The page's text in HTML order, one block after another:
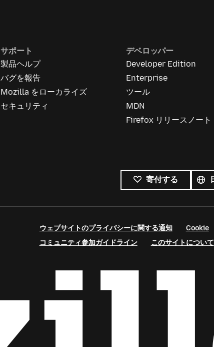
サポート
製品ヘルプ
バグを報告
Mozilla をローカライズ
セキュリティ
デベロッパー
Developer Edition
Enterprise
ツール
MDN
Firefox リリースノート
寄付する
べ
て
の
言
語
ウェブサイトのプライバシーに関する通知 Cookie
コミュニティ参加ガイドライン
このサイトについて